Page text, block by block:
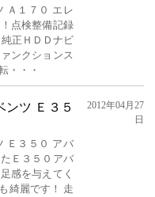
Ａ１７０ エレ
点検整備記録
正ＨＤＤナビ
ンクションス
・・・
ンツ Ｅ３５
Ｅ３５０ アバ
Ｅ３５０アバ
感を与えてく
綺麗です！ 走
2012年04月27
日